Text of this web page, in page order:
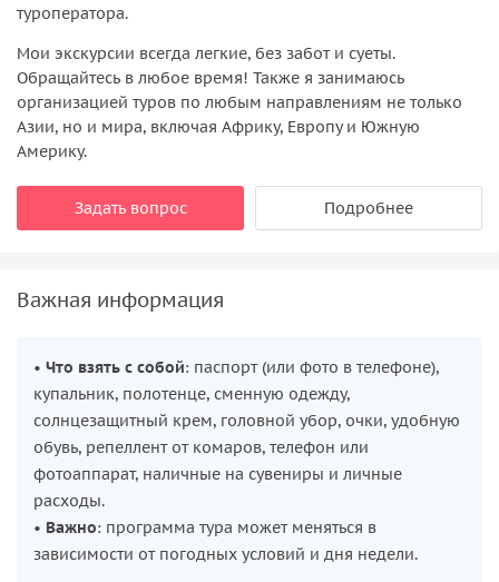
туроператора.
Мои экскурсии всегда легкие, без забот и суеты.
Обращайтесь в любое время! Также я занимаюсь
организацией туров по любым направлениям не только
Азии, но и мира, включая Африку, Европу и Южную
Америку.
Задать вопрос Подробнее
Важная информация
• Что взять с собой: паспорт (или фото в телефоне),
купальник, полотенце, сменную одежду,
солнцезащитный крем, головной убор, очки, удобную
обувь, репеллент от комаров, телефон или
фотоаппарат, наличные на сувениры и личные
расходы.
• Важно: программа тура может меняться в
зависимости от погодных условий и дня недели.